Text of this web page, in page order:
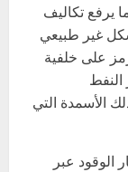
يرفع تكاليف
غير طبيعي
على خلفية
الأسمدة التي
الوقود عبر